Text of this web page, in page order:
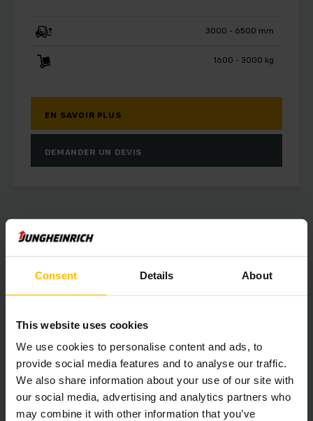
Consent Details About
This website uses cookies
We use cookies to personalise content and ads, to
provide social media features and to analyse our traffic.
We also share information about your use of our site with
our social media, advertising and analytics partners who
may combine it with other information that you’ve
3000 - 6500 mm
1600 - 3000 kg
EN SAVOIR PLUS
DEMANDER UN DEVIS